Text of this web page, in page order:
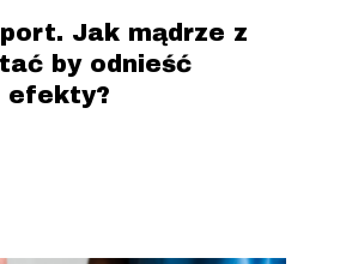
Jak mądrze z
by odnieść
efekty?